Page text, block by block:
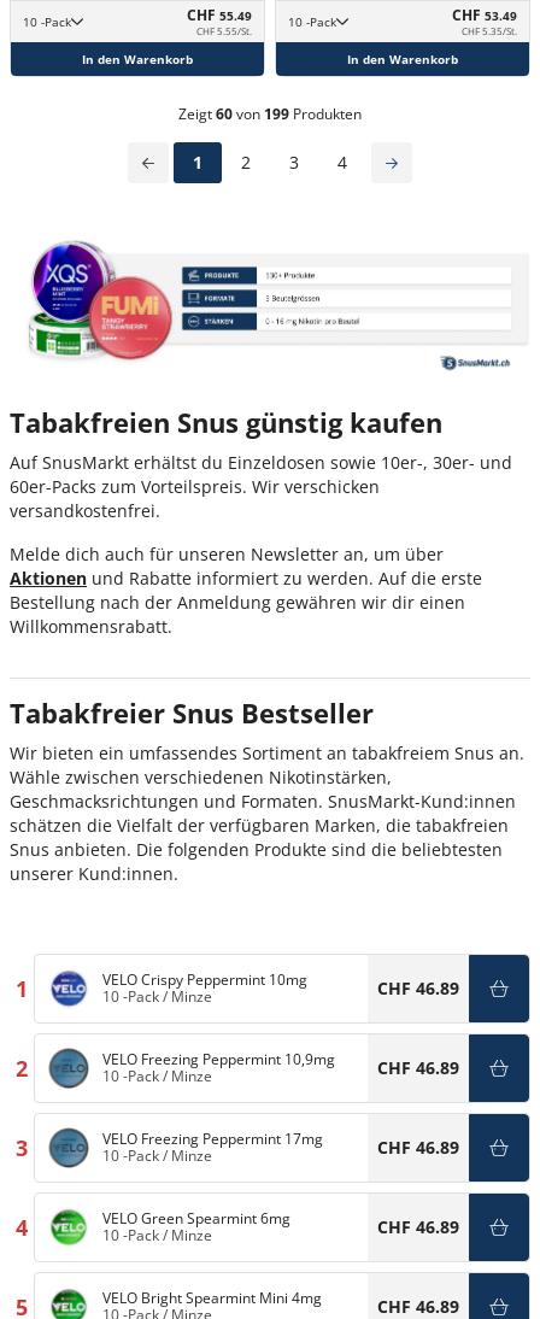
10 -Pack CHF 55.49
CHF 5.55/St.
In den Warenkorb
10 -Pack CHF 53.49
CHF 5.35/St.
In den Warenkorb
Zeigt60von 199 Produkten
1 2 3 4
Tabakfreien Snus günstig kaufen
Auf SnusMarkt erhältst du Einzeldosen sowie 10er-, 30er- und
60er-Packs zum Vorteilspreis. Wir verschicken
versandkostenfrei.
Melde dich auch für unseren Newsletter an, um über
Aktionen und Rabatte informiert zu werden. Auf die erste
Bestellung nach der Anmeldung gewähren wir dir einen
Willkommensrabatt.
Tabakfreier Snus Bestseller
Wir bieten ein umfassendes Sortiment an tabakfreiem Snus an.
Wähle zwischen verschiedenen Nikotinstärken,
Geschmacksrichtungen und Formaten. SnusMarkt-Kund:innen
schätzen die Vielfalt der verfügbaren Marken, die tabakfreien
Snus anbieten. Die folgenden Produkte sind die beliebtesten
unserer Kund:innen.
1
VELO Crispy Peppermint 10mg
10 -Pack/ Minze CHF 46.89
2
VELO Freezing Peppermint 10,9mg
10 -Pack/ Minze CHF 46.89
3
VELO Freezing Peppermint 17mg
10 -Pack/ Minze CHF 46.89
4
VELO Green Spearmint 6mg
10 -Pack/ Minze CHF 46.89
5
VELO Bright Spearmint Mini 4mg
CHF 46.89